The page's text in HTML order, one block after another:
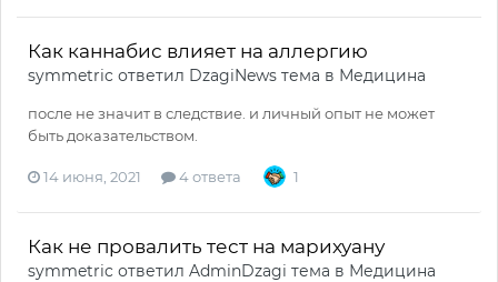
Как каннабис влияет на аллергию
symmetric ответил DzagiNews тема в Медицина
после не значит в следствие. и личный опыт не может
быть доказательством.
14 июня, 2021 4 ответа 1
Как не провалить тест на марихуану
symmetric ответил AdminDzagi тема в Медицина